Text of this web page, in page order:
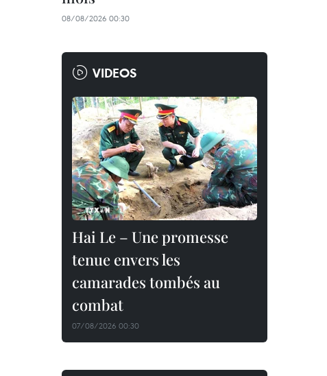
08/08/2026 00:30
VIDEOS
Hai Le – Une promesse
tenue envers les
camarades tombés au
combat
07/08/2026 00:30